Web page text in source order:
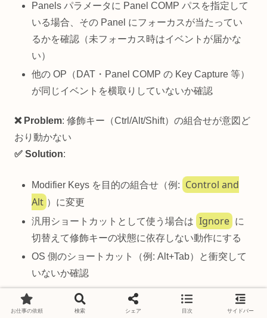
Panels パラメータに Panel COMP パスを指定して
いる場合、その Panel にフォーカスが当たってい
るかを確認（未フォーカス時はイベントが届かな
い）
他の OP（DAT・Panel COMP の Key Capture 等）
が同じイベントを横取りしていないか確認
❌ Problem: 修飾キー（Ctrl/Alt/Shift）の組合せが意図ど
おり動かない
✅ Solution:
Modifier Keys を目的の組合せ（例:
Control and
Alt ）に変更
汎用ショートカットとして使う場合は Ignore に
切替えて修飾キーの状態に依存しない動作にする
OS 側のショートカット（例: Alt+Tab）と衝突して
いないか確認
❌ Problem
: チャンネル名が想定と違う／キーごとの値
お仕事の依頼 検索 シェア 目次 サイドバー